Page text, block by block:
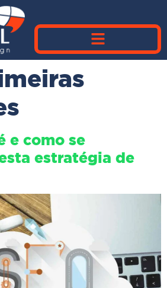
e como se
estratégia de